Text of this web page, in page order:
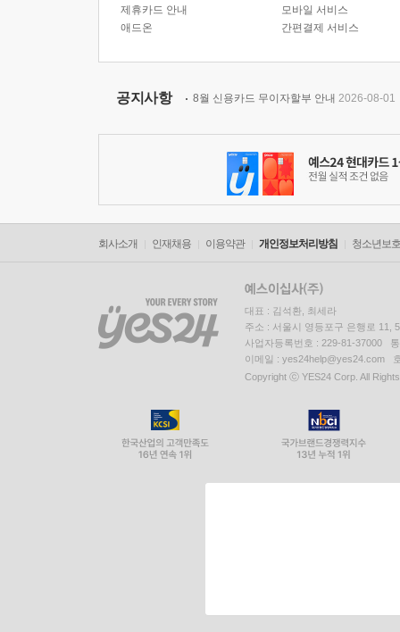
제휴카드 안내
애드온
모바일 서비스
간편결제 서비스
공지사항 8월 신용카드 무이자할부 안내 2026-08-01
회사소개 인재채용 이용약관 개인정보처리방침 청소년보
대표 : 김석환, 최세라
주소 : 서울시 영등포구 은행로 11,
사업자등록번호 : 229-81-37000
이메일 : yes24help@yes24.com
Copyright ⓒ YES24 Corp. All